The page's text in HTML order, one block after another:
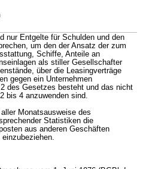
nur Entgelte für Schulden und den
um den der Ansatz der zum
Schiffe, Anteile an
als stiller Gesellschafter
über die Leasingverträge
gegen ein Unternehmen
des Gesetzes besteht und das nicht
bis 4 anzuwenden sind.
Monatsausweise des
Statistiken die
aus anderen Geschäften